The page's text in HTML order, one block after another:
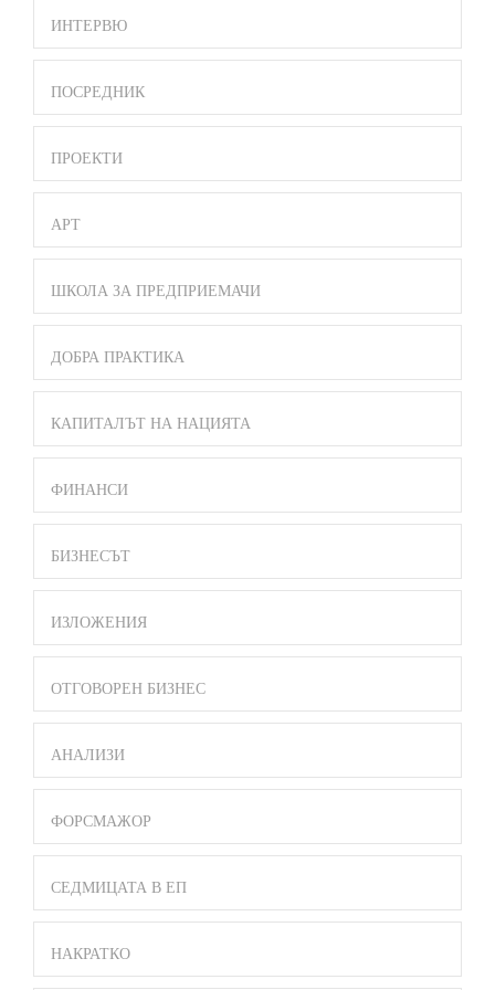
ИНТЕРВЮ
ПОСРЕДНИК
ПРОЕКТИ
АРТ
ШКОЛА ЗА ПРЕДПРИЕМАЧИ
ДОБРА ПРАКТИКА
КАПИТАЛЪТ НА НАЦИЯТА
ФИНАНСИ
БИЗНЕСЪТ
ИЗЛОЖЕНИЯ
ОТГОВОРЕН БИЗНЕС
АНАЛИЗИ
ФОРСМАЖОР
СЕДМИЦАТА В ЕП
НАКРАТКО